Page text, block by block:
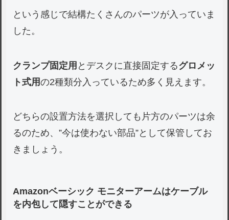
という感じで結構たくさんのパーツが入っていま
した。
クランプ固定用 とデスクに直接固定するグロメッ
ト式用の2種類分入っているため多く見えます。
どちらの設置方法を選択しても片方のパーツは余
るのため、”今は使わない部品”として保管してお
きましょう。
Amazonベーシック モニターアームはケーブル
を内包して隠すことができる